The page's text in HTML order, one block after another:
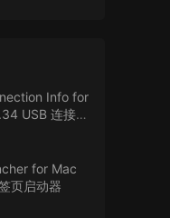
完整版
21 for Mac
软件
Info for
USB 连接信
for Mac
页启动器